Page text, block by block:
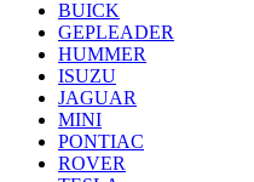
BUICK
GEPLEADER
HUMMER
ISUZU
JAGUAR
MINI
PONTIAC
ROVER